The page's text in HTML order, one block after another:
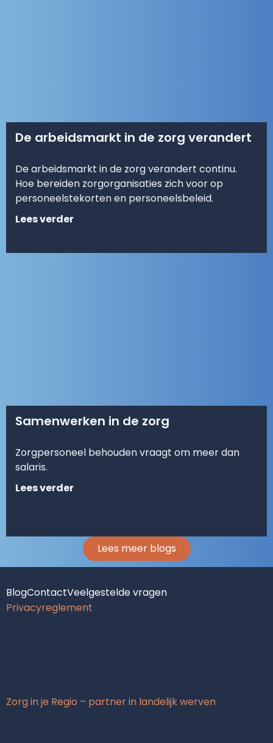
De arbeidsmarkt in de zorg verandert
De arbeidsmarkt in de zorg verandert continu.
Hoe bereiden zorgorganisaties zich voor op
personeelstekorten en personeelsbeleid.
Lees verder
Samenwerken in de zorg
Zorgpersoneel behouden vraagt om meer dan
salaris.
Lees verder
Lees meer blogs
BlogContactVeelgestelde vragen
Privacyreglement
Zorg in je Regio – partner in landelijk werven